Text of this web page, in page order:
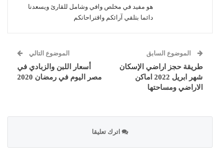
هو مفيد في مخلص وافي وشامل للقارئ ويسعدنا
دائما بتلقي آرائكم واقتراحاتكم
الموضوع السابق
طريقة حجز اراضي الإسكان
شهر ابريل 2022 اماكن
الاراضي ومساحتها
الموضوع التالي
أسعار اللبن والزبادي في
مصر اليوم في رمضان 2020
اترك تعليقا